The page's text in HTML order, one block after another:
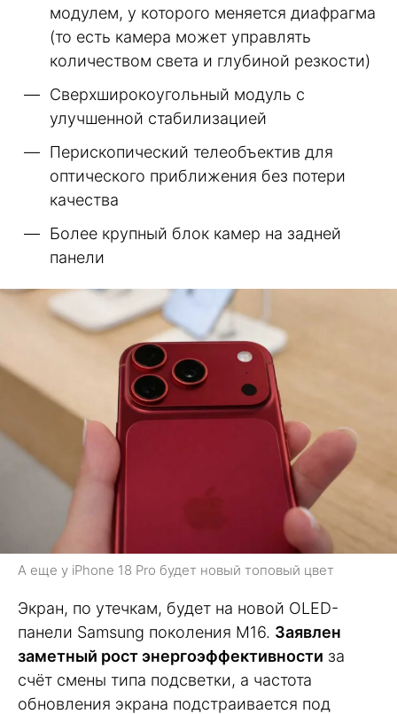
модулем, у которого меняется диафрагма
(то есть камера может управлять
количеством света и глубиной резкости)
Сверхширокоугольный модуль с
улучшенной стабилизацией
Перископический телеобъектив для
оптического приближения без потери
качества
Более крупный блок камер на задней
панели
А еще у iPhone 18 Pro будет новый топовый цвет
Экран, по утечкам, будет на новой OLED-
панели Samsung поколения M16. Заявлен
заметный рост энергоэффективности за
счёт смены типа подсветки, а частота
обновления экрана подстраивается под